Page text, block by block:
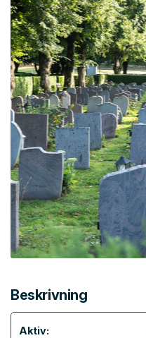
Beskrivning
Aktiv: